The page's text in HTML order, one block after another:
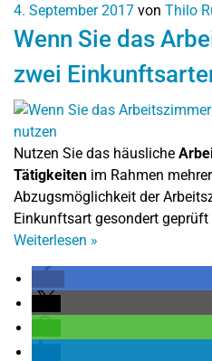
4. September 2017 von Thilo
Wenn Sie das
zwei
Nutzen Sie das häusliche
Tätigkeiten im Rahmen
Abzugsmöglichkeit der
Einkunftsart gesondert geprüft
Weiterlesen »